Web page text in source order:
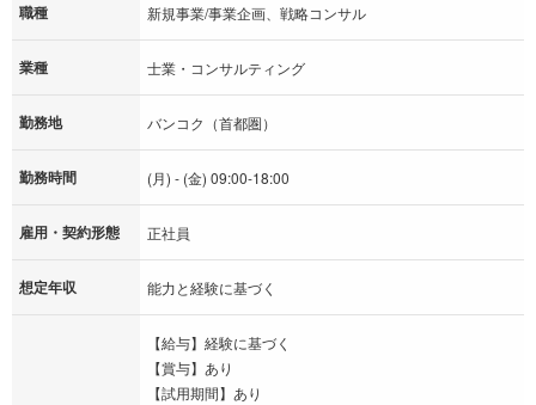
職種 新規事業/事業企画、戦略コンサル
業種 士業・コンサルティング
勤務地 バンコク（首都圏）
勤務時間 (月) - (金) 09:00-18:00
雇用・契約形態 正社員
想定年収 能力と経験に基づく
【給与】経験に基づく
【賞与】あり
【試用期間】あり